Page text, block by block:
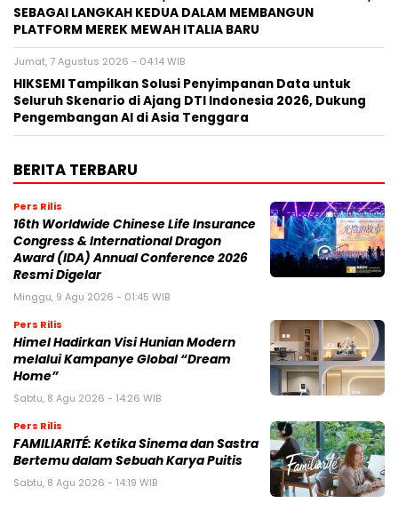
SEBAGAI LANGKAH KEDUA DALAM MEMBANGUN
PLATFORM MEREK MEWAH ITALIA BARU
Jumat, 7 Agustus 2026 - 04:14 WIB
HIKSEMI Tampilkan Solusi Penyimpanan Data untuk
Seluruh Skenario di Ajang DTI Indonesia 2026, Dukung
Pengembangan AI di Asia Tenggara
BERITA TERBARU
Pers Rilis
16th Worldwide Chinese Life Insurance
Congress & International Dragon
Award (IDA) Annual Conference 2026
Resmi Digelar
Minggu, 9 Agu 2026 - 01:45 WIB
Pers Rilis
Himel Hadirkan Visi Hunian Modern
melalui Kampanye Global “Dream
Home”
Sabtu, 8 Agu 2026 - 14:26 WIB
Pers Rilis
FAMILIARITÉ: Ketika Sinema dan Sastra
Bertemu dalam Sebuah Karya Puitis
Sabtu, 8 Agu 2026 - 14:19 WIB